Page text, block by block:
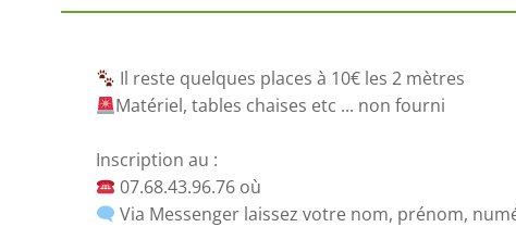
Il reste quelques places à 10€ les 2 mètres
Matériel, tables chaises etc ... non fourni
Inscription au :
07.68.43.96.76 où
Via Messenger laissez votre nom, prénom,